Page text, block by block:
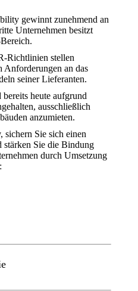
gewinnt zunehmend an
Unternehmen besitzt
Richtlinien stellen
Anforderungen an das
seiner Lieferanten.
heute aufgrund
ausschließlich
anzumieten.
sichern Sie sich einen
stärken Sie die Bindung
durch Umsetzung